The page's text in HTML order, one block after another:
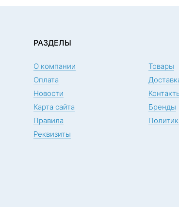
РАЗДЕЛЫ
О компании
Товары
Оплата
Новости
Карта сайта
Бренды
Правила
Реквизиты